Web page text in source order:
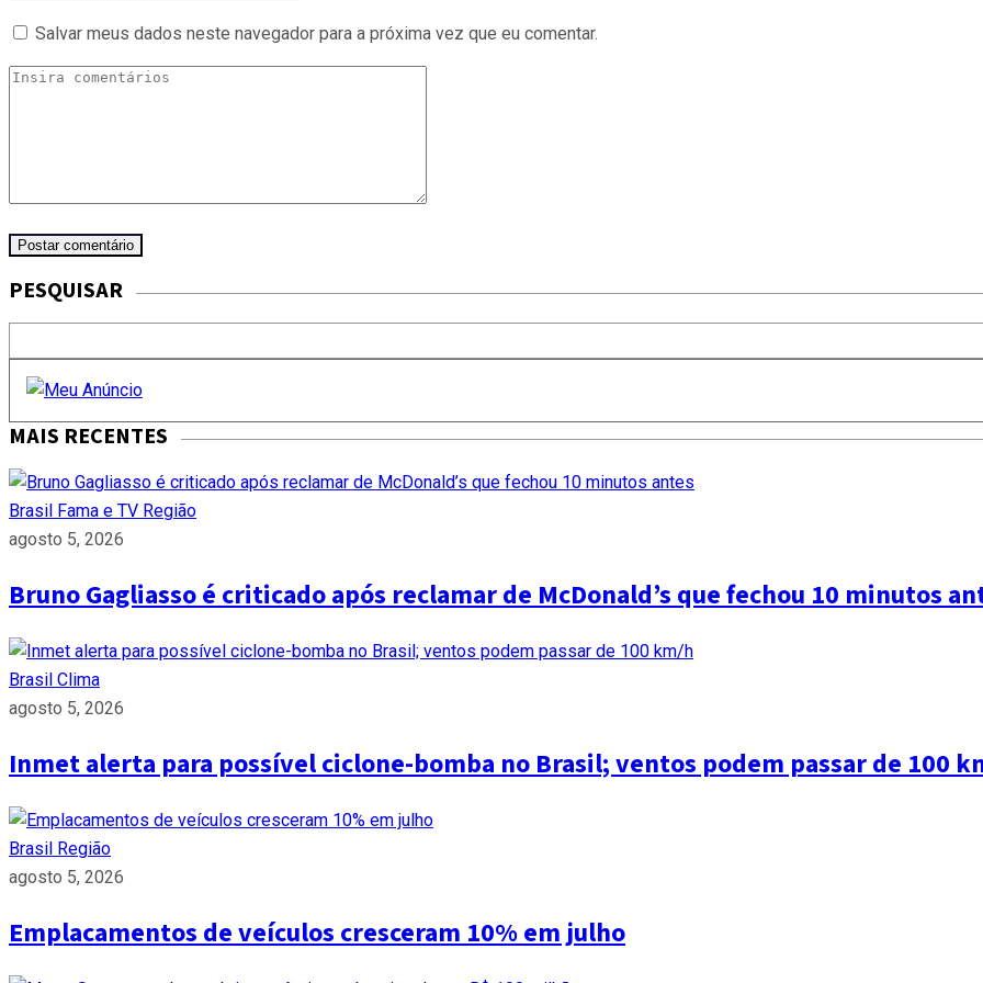
Salvar meus dados neste navegador para a próxima vez que eu comentar.
PESQUISAR
MAIS RECENTES
Brasil Fama e TV Região
agosto 5, 2026
Bruno Gagliasso é criticado após reclamar de McDonald’s que fechou 10 minutos
Brasil Clima
agosto 5, 2026
Inmet alerta para possível ciclone-bomba no Brasil; ventos podem passar de 100
Brasil Região
agosto 5, 2026
Emplacamentos de veículos cresceram 10% em julho